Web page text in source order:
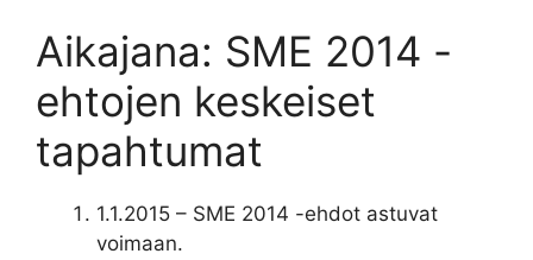
Aikajana: SME 2014 -
ehtojen keskeiset
tapahtumat
1.1.2015 – SME 2014 -ehdot astuvat
voimaan.